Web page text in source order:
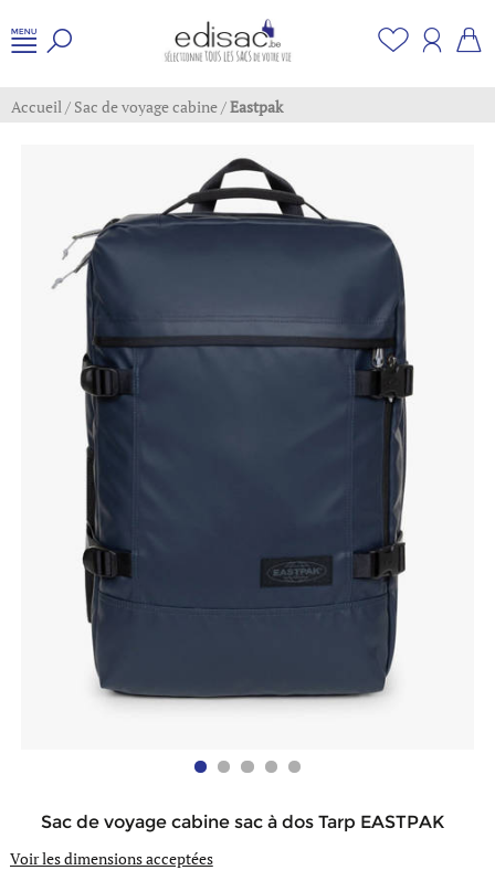
Accueil/ Sac de voyage cabine/Eastpak
Sac de voyage cabine sac à dos Tarp EASTPAK
Voir les dimensions acceptées